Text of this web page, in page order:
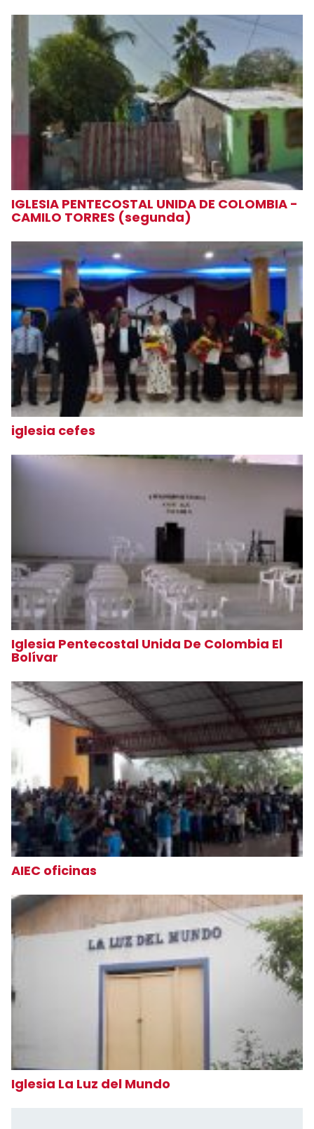
IGLESIA PENTECOSTAL UNIDA DE COLOMBIA -
CAMILO TORRES (segunda)
iglesia cefes
Iglesia Pentecostal Unida De Colombia El
Bolívar
AIEC oficinas
Iglesia La Luz del Mundo